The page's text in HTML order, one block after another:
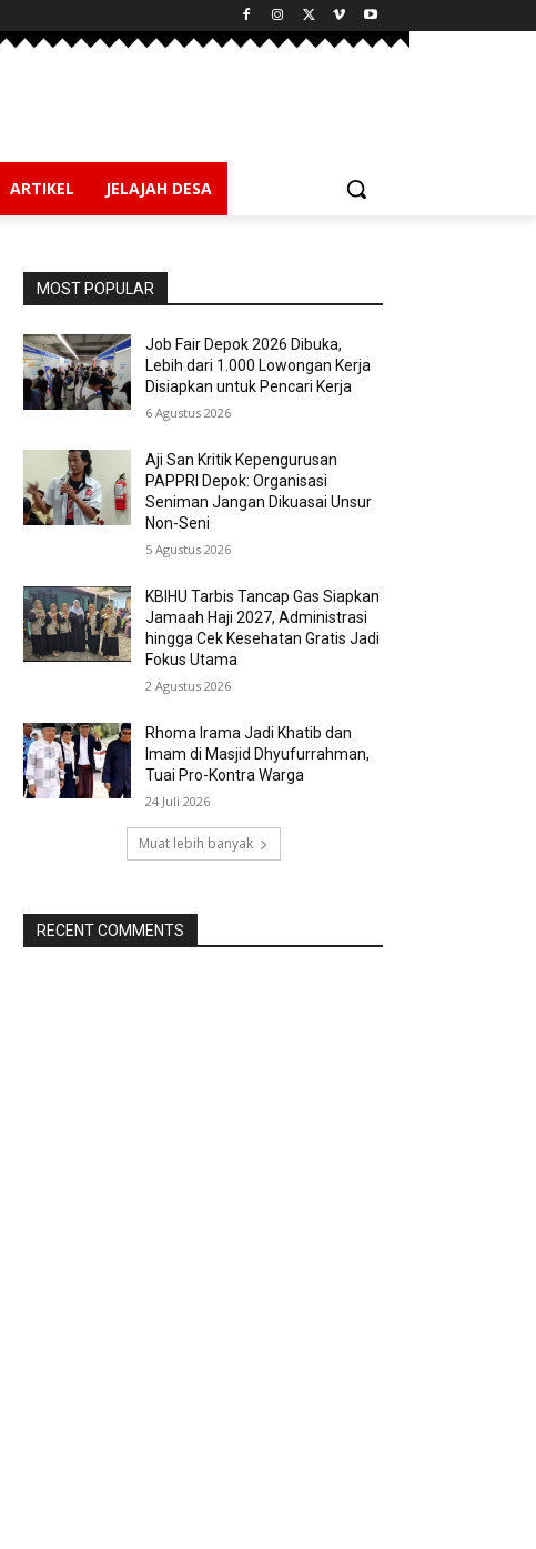
ARTIKEL JELAJAH DESA
MOST POPULAR
Job Fair Depok 2026 Dibuka,
Lebih dari 1.000 Lowongan Kerja
Disiapkan untuk Pencari Kerja
6 Agustus 2026
Aji San Kritik Kepengurusan
PAPPRI Depok: Organisasi
Seniman Jangan Dikuasai Unsur
Non-Seni
5 Agustus 2026
KBIHU Tarbis Tancap Gas Siapkan
Jamaah Haji 2027, Administrasi
hingga Cek Kesehatan Gratis Jadi
Fokus Utama
2 Agustus 2026
Rhoma Irama Jadi Khatib dan
Imam di Masjid Dhyufurrahman,
Tuai Pro-Kontra Warga
24 Juli 2026
Muat lebih banyak
RECENT COMMENTS